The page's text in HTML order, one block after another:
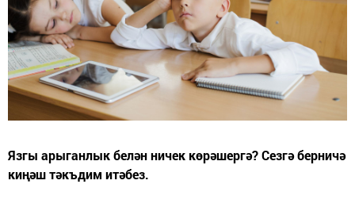
Язгы арыганлык белән ничек көрәшергә? Сезгә берничә
киңәш тәкъдим итәбез.